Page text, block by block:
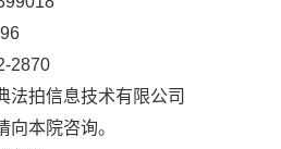
2870
法拍信息技术有限公司
向本院咨询。